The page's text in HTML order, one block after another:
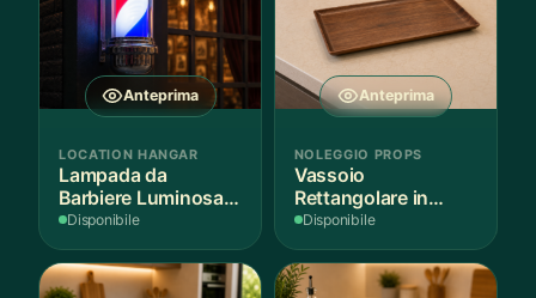
Anteprima
LOCATION HANGAR
Lampada da
Barbiere Luminosa
Rotante
Disponibile
Anteprima
NOLEGGIO PROPS
Vassoio
Rettangolare in
Legno Scuro
Disponibile